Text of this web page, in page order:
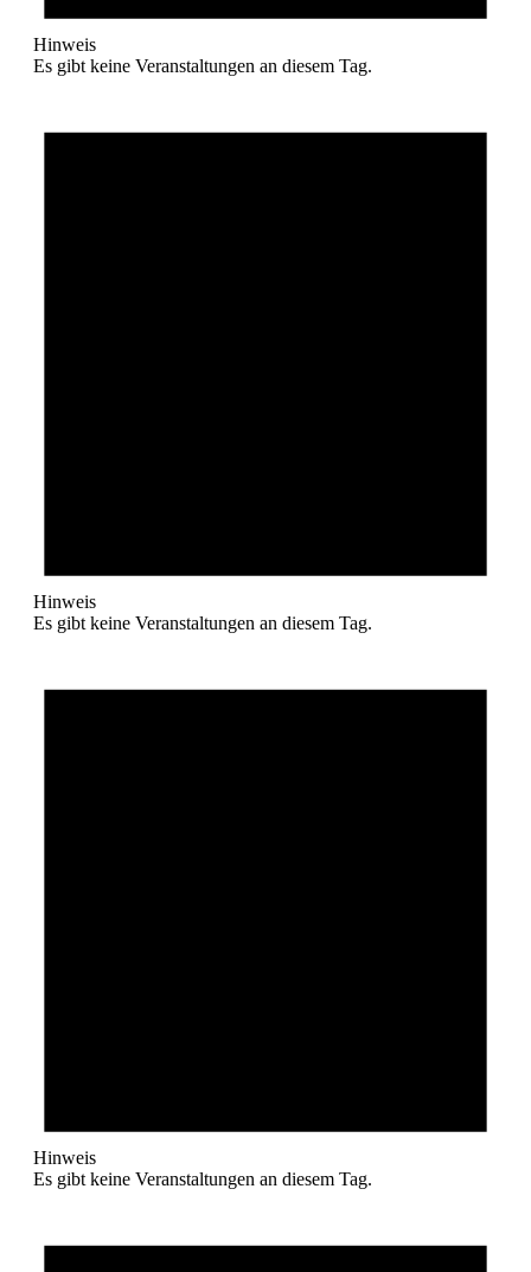
Hinweis
Es gibt keine Veranstaltungen an diesem Tag.
Hinweis
Es gibt keine Veranstaltungen an diesem Tag.
Hinweis
Es gibt keine Veranstaltungen an diesem Tag.